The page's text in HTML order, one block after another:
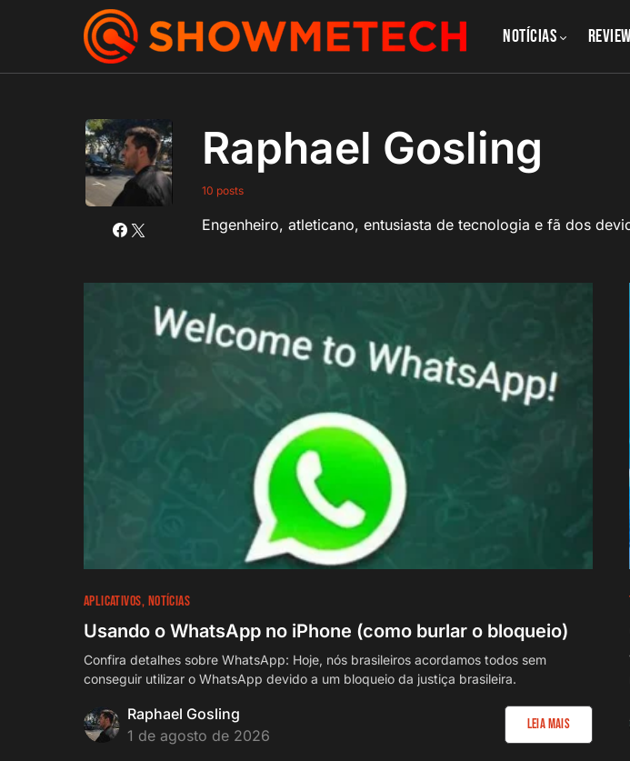
NOTÍCIAS
Raphael Gosling
10 posts
Engenheiro, atleticano, entusiasta de tecnologia e fã dos
APLICATIVOS NOTÍCIAS
Usando o WhatsApp no iPhone (como burlar o bloqueio)
Confira detalhes sobre WhatsApp: Hoje, nós brasileiros acordamos todos sem
conseguir utilizar o WhatsApp devido a um bloqueio da justiça brasileira.
Raphael Gosling
1 de agosto de 2026
Leia Mais